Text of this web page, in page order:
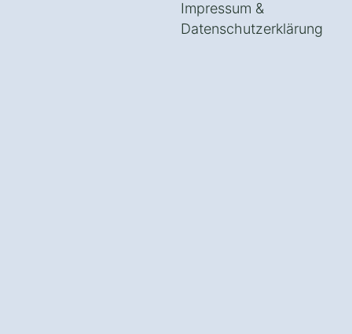
Impressum &
Datenschutzerklärung